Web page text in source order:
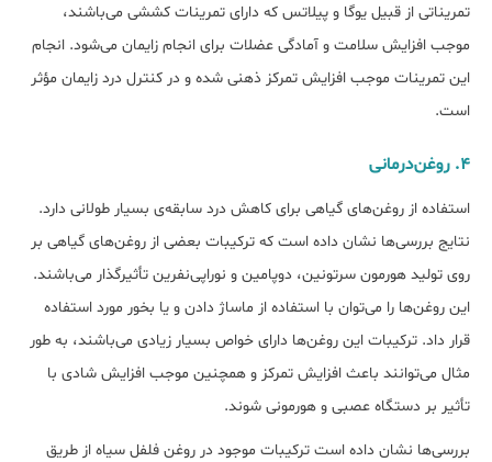
تمریناتی از قبیل یوگا و پیلاتس که دارای تمرینات کششی می‌باشند،
موجب افزایش سلامت و آمادگی عضلات برای انجام زایمان می‌شود. انجام
این تمرینات موجب افزایش تمرکز ذهنی شده و در کنترل درد زایمان مؤثر
است.
۴. روغن‌درمانی
استفاده از روغن‌های گیاهی برای کاهش درد سابقه‌ی بسیار طولانی دارد.
نتایج بررسی‌ها نشان داده است که ترکیبات بعضی از روغن‌های گیاهی بر
روی تولید هورمون سرتونین، دوپامین و نوراپی‌نفرین تأثیر‌گذار می‌باشند.
این روغن‌ها را می‌توان با استفاده از ماساژ دادن و یا بخور مورد استفاده
قرار داد. ترکیبات این روغن‌ها دارای خواص بسیار زیادی می‌باشند، به طور
مثال می‌توانند باعث افزایش تمرکز و همچنین موجب افزایش شادی با
تأثیر بر دستگاه عصبی و هورمونی شوند.
بررسی‌ها نشان داده است ترکیبات موجود در روغن فلفل سیاه از طریق